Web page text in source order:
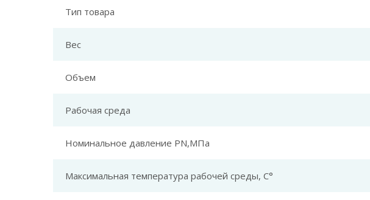
Тип товара
Вес
Объем
Рабочая среда
Номинальное давление PN,МПа
Максимальная температура рабочей среды, С°